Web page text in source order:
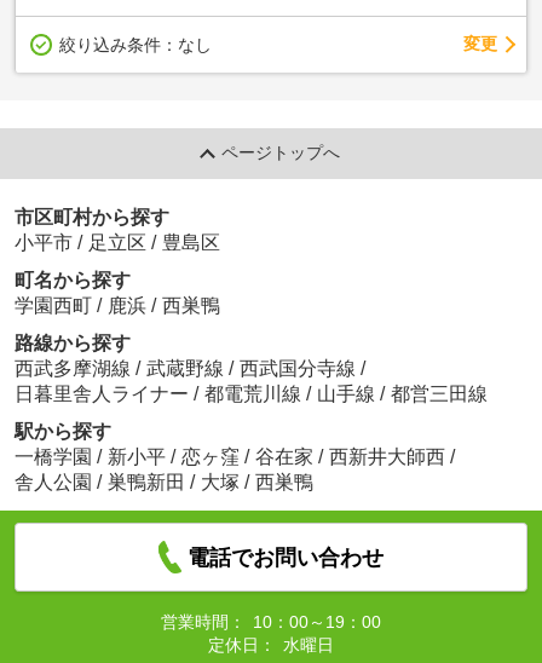
絞り込み条件： なし 変更
ページトップへ
市区町村から探す
小平市 / 足立区 / 豊島区
町名から探す
学園西町 / 鹿浜 / 西巣鴨
路線から探す
西武多摩湖線 / 武蔵野線 / 西武国分寺線 /
日暮里舎人ライナー / 都電荒川線 / 山手線 / 都営三田線
駅から探す
一橋学園 / 新小平 / 恋ヶ窪 / 谷在家 / 西新井大師西 /
舎人公園 / 巣鴨新田 / 大塚 / 西巣鴨
電話でお問い合わせ
営業時間：
10：00～19：00
定休日：
水曜日